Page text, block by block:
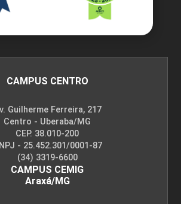
CAMPUS CENTRO
Guilherme Ferreira, 217
Centro - Uberaba/MG
CEP. 38.010-200
- 25.452.301/0001-87
(34) 3319-6600
CAMPUS CEMIG
Araxá/MG